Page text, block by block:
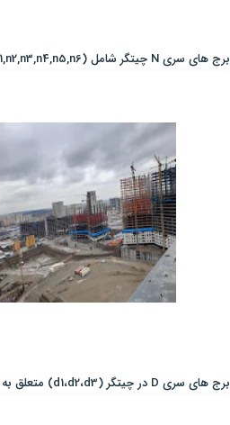
برج های سری N چیتگر شامل (n1,n2,n3,n4,n5,n6)
برج های سری D در چیتگر (d1،d2،d3) متعلق به ارتش